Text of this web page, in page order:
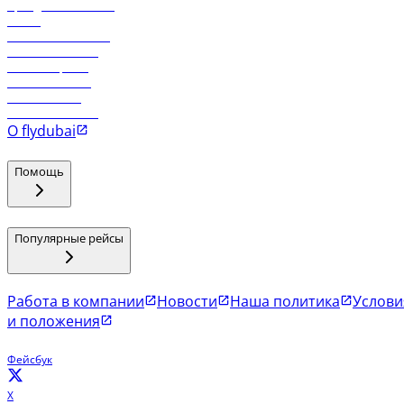
О flydubai
Помощь
Популярные рейсы
Работа в компании Новости Наша политика
и положения
Фейсбук
X